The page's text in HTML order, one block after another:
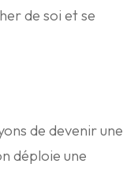
de soi et se
de devenir une
déploie une